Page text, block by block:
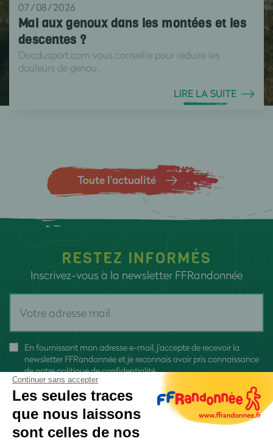
07/08/2026
Mal aux genoux dans les montées et les
descentes ?
Docdusport.com vous conseille pour réduire les
douleurs de genou .
LIRE LA SUITE
Toute l’actualité
RESTEZ INFORMÉS
Inscrivez-vous à la newsletter FFRandonnée
En fournissant mon adresse e-mail, j'accepte de recevoir la
newsletter FFRandonnée et je reconnais avoir pris connaissance
denotre politique de confidentialité
Continuer sans accepter
Les seules traces
que nous laissons
sont celles de nos